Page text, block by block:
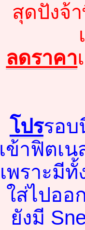
สุดปังจ้
ลดราคา
โปรรอบ
เข้าฟิตเ
เพราะมีทั้
ใส่ไปออ
ยังมี